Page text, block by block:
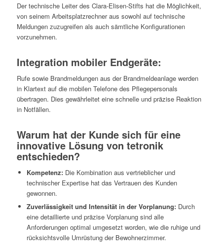
Der technische Leiter des Clara-Elisen-Stifts hat die Möglichkeit,
von seinem Arbeitsplatzrechner aus sowohl auf technische
Meldungen zuzugreifen als auch sämtliche Konfigurationen
vorzunehmen.
Integration mobiler Endgeräte:
Rufe sowie Brandmeldungen aus der Brandmeldeanlage werden
in Klartext auf die mobilen Telefone des Pflegepersonals
übertragen. Dies gewährleitet eine schnelle und präzise Reaktion
in Notfällen.
Warum hat der Kunde sich für eine
innovative Lösung von tetronik
entschieden?
Kompetenz: Die Kombination aus vertrieblicher und
technischer Expertise hat das Vertrauen des Kunden
gewonnen.
Zuverlässigkeit und Intensität in der Vorplanung: Durch
eine detaillierte und präzise Vorplanung sind alle
Anforderungen optimal umgesetzt worden, wie die ruhige und
rücksichtsvolle Umrüstung der Bewohnerzimmer.